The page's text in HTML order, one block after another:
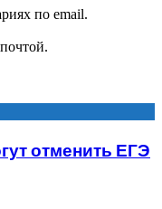
по email.
отменить ЕГЭ